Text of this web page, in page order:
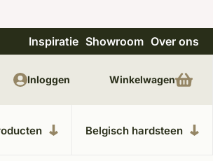
in kempische bouwstijl
Inspiratie Showroom Over ons
Belgisch hardsteen
Inloggen Winkelwagen